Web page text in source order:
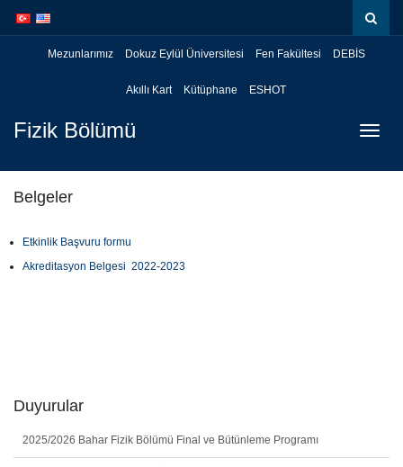
atla
atla
Mezunlarımız Dokuz Eylül Üniversitesi Fen Fakültesi DEBİS
Akıllı Kart Kütüphane ESHOT
Fizik Bölümü
Belgeler
Etkinlik Başvuru formu
Akreditasyon Belgesi 2022-2023
Duyurular
2025/2026 Bahar Fizik Bölümü Final ve Bütünleme Programı